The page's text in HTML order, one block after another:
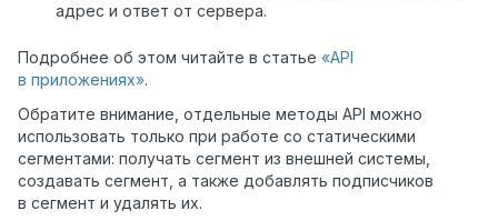
адрес и ответ от сервера.
Подробнее об этом читайте в статье «API
в приложениях».
Обратите внимание, отдельные методы API можно
использовать только при работе со статическими
сегментами: получать сегмент из внешней системы,
создавать сегмент, а также добавлять подписчиков
в сегмент и удалять их.